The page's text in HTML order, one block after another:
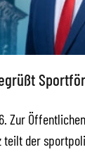
Zur
teilt der